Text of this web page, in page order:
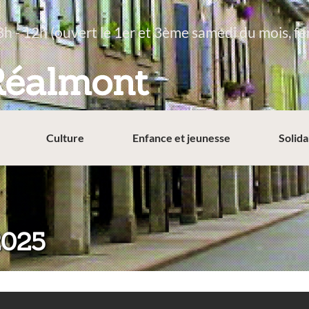
- 12h (ouvert le 1er et 3ème samedi du mois,
Culture Enfance et jeunesse